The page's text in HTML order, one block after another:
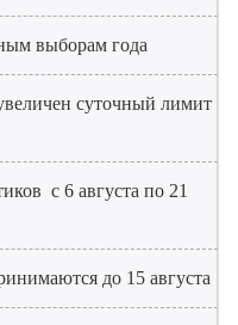
выборам года
суточный лимит
с 6 августа по 21
до 15 августа